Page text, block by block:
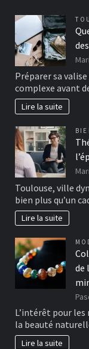
Préparer sa
complexe avant
Lire la suite
Toulouse, ville
bien plus qu’un
Lire la suite
de
L’intérêt pour
la beauté
Lire la suite